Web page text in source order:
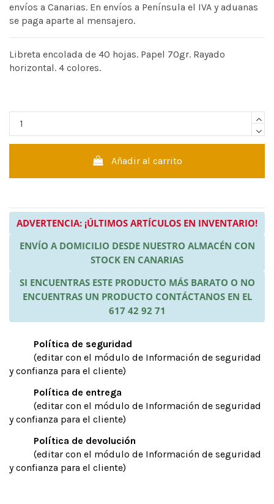
envíos a Canarias. En envíos a Península el IVA y aduanas
se paga aparte al mensajero.
Libreta encolada de 40 hojas. Papel 70gr. Rayado
horizontal. 4 colores.
Añadir al carrito
ADVERTENCIA: ¡ÚLTIMOS ARTÍCULOS EN INVENTARIO!
ENVÍO A DOMICILIO DESDE NUESTRO ALMACÉN CON
STOCK EN CANARIAS
SI ENCUENTRAS ESTE PRODUCTO MÁS BARATO O NO
ENCUENTRAS UN PRODUCTO CONTÁCTANOS EN EL
617 42 92 71
Política de seguridad
(editar con el módulo de Información de seguridad
y confianza para el cliente)
Política de entrega
(editar con el módulo de Información de seguridad
y confianza para el cliente)
Política de devolución
(editar con el módulo de Información de seguridad
y confianza para el cliente)